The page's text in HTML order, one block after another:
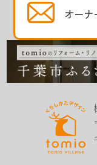
オーナ